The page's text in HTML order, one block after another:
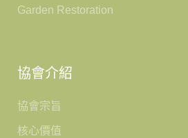
Garden Restoration
協會介紹
協會宗旨
核心價值